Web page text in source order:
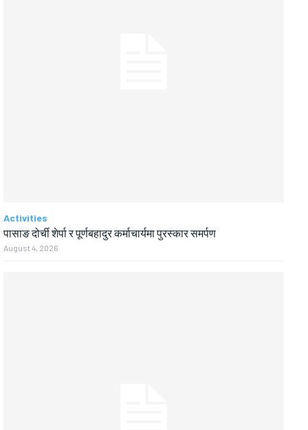
Activities
पासाङ दोर्ची शेर्पा र पूर्णबहादुर कर्माचार्यमा पुरस्कार समर्पण
August 4, 2026